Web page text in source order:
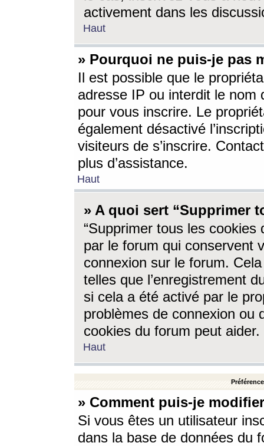
activement dans les
Haut
» Pourquoi ne puis-je pas
Il est possible que le
adresse IP ou interdit le nom
pour vous inscrire. Le
également désactivé
visiteurs de s’inscrire.
plus d’assistance.
Haut
» A quoi sert “Supprimer
“Supprimer tous les cookies
par le forum qui conservent
connexion sur le forum.
telles que l’enregistrement
si cela a été activé par le
problèmes de connexion ou
cookies du forum peut aider.
Haut
» Comment puis-je
Si vous êtes un utilisateur
dans la base de données du